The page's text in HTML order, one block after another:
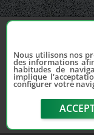
Nous utilisons nos
des informations
habitudes de
implique
configurer votre